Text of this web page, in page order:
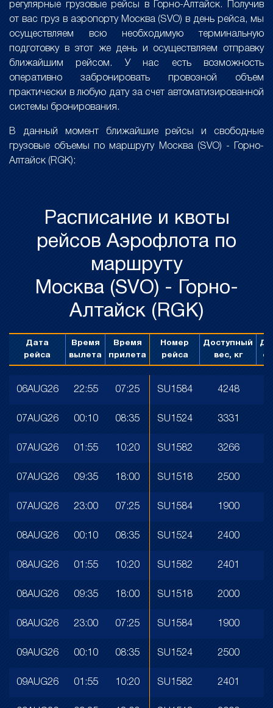
регулярные грузовые рейсы в Горно-Алтайск. Получив
от вас груз в аэропорту Москва (SVO) в день рейса, мы
осуществляем всю необходимую терминальную
подготовку в этот же день и осуществляем отправку
ближайшим рейсом. У нас есть возможность
оперативно забронировать провозной объем
практически в любую дату за счет автоматизированной
системы бронирования.
В данный момент ближайшие рейсы и свободные
грузовые объемы по маршруту Москва (SVO) - Горно-
Алтайск (RGK):
Расписание и квоты
рейсов Аэрофлота по
маршруту
Москва (SVO) - Горно-
Алтайск (RGK)
Дата
рейса
Время
вылета
Время
прилета
Номер
рейса
Доступный
вес, кг
06AUG26 22:55 07:25 SU1584 4248
07AUG26 00:10 08:35 SU1524 3331
07AUG26 01:55 10:20 SU1582 3266
07AUG26 09:35 18:00 SU1518 2500
07AUG26 23:00 07:25 SU1584 1900
08AUG26 00:10 08:35 SU1524 2400
08AUG26 01:55 10:20 SU1582 2401
08AUG26 09:35 18:00 SU1518 2000
08AUG26 23:00 07:25 SU1584 1900
09AUG26 00:10 08:35 SU1524 2500
09AUG26 01:55 10:20 SU1582 2401